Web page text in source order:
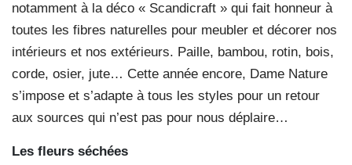
notamment à la déco « Scandicraft » qui fait honneur à
toutes les fibres naturelles pour meubler et décorer nos
intérieurs et nos extérieurs. Paille, bambou, rotin, bois,
corde, osier, jute… Cette année encore, Dame Nature
s’impose et s’adapte à tous les styles pour un retour
aux sources qui n’est pas pour nous déplaire…
Les fleurs séchées